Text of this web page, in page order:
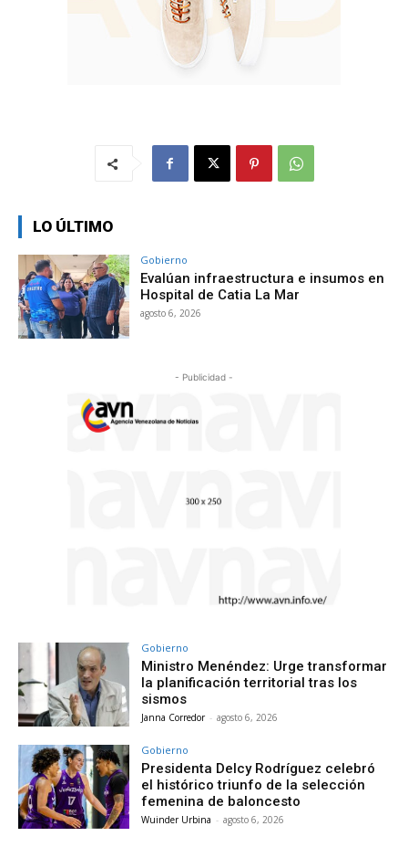
LO ÚLTIMO
Gobierno
Evalúan infraestructura e insumos en
Hospital de Catia La Mar
agosto 6, 2026
- Publicidad -
Gobierno
Ministro Menéndez: Urge transformar
la planificación territorial tras los
sismos
Janna Corredor - agosto 6, 2026
Gobierno
Presidenta Delcy Rodríguez celebró
el histórico triunfo de la selección
femenina de baloncesto
Wuinder Urbina - agosto 6, 2026